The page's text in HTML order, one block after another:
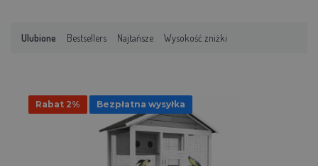
Ulubione Bestsellers Najtańsze Wysokość zniżki
Rabat 2% Bezpłatna wysyłka